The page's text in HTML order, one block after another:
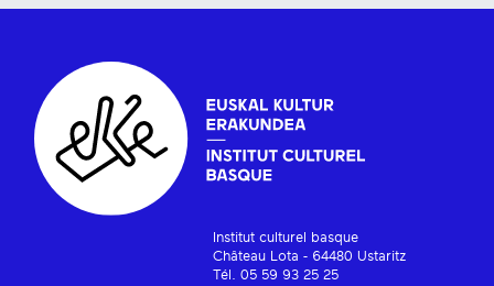
Institut culturel basque
Château Lota - 64480 Ustaritz
Tél. 05 59 93 25 25